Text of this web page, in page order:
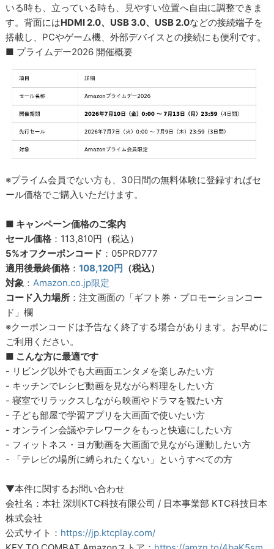
いる時も、立っている時も、見やすい位置へ自由に調整できま
す。背面にはHDMI 2.0、USB 3.0、USB 2.0などの接続端子を
搭載し、PCやゲーム機、外部デバイスとの接続にも便利です。
■ プライムデー2026 開催概要
※プライム会員でない方も、30日間の無料体験に登録すればセ
ール価格でご購入いただけます。
■ キャンペーン価格のご案内
セール価格 ：113,810円（税込）
5%オフクーポンコード ：05PRD777
適用後最終価格 ：108,120円 （税込）
対象 ：Amazon.co.jp限定
コード入力場所 ：注文画面の「ギフト券・プロモーションコー
ド」欄
※クーポンコードは予告なく終了する場合があります。お早めに
ご利用ください。
■ こんな方に最適です
- リビング以外でも大画面エンタメを楽しみたい方
- キッチンでレシピ動画を見ながら料理をしたい方
- 寝室でリラックスしながら映画やドラマを観たい方
- 子ども部屋で学習アプリを大画面で使いたい方
- オンライン会議やテレワークをもっと快適にしたい方
- フィットネス・ヨガ動画を大画面で見ながら運動したい方
- 「テレビの場所に縛られたくない」というすべての方
▼本件に関するお問い合わせ
会社名：本社 深圳KTC科技有限公司 / 日本事業部 KTC科技日本
株式会社
公式サイト： https://jp.ktcplay.com/